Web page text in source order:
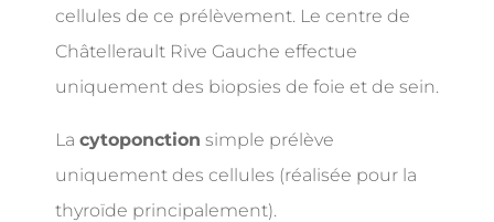
cellules de ce prélèvement. Le centre de
Châtellerault Rive Gauche effectue
uniquement des biopsies de foie et de sein.
La cytoponction simple prélève
uniquement des cellules (réalisée pour la
thyroïde principalement).